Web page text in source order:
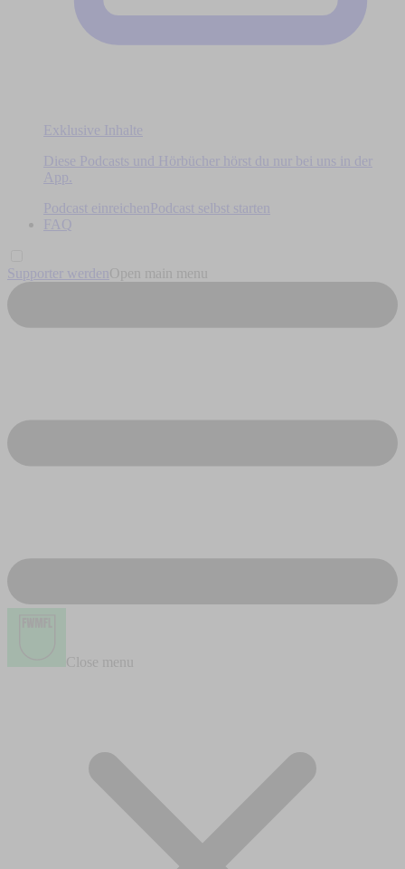
Exklusive Inhalte
Diese Podcasts und Hörbücher hörst du nur bei uns in der
App.
Podcast einreichen
Podcast selbst starten
FAQ
Supporter werden Open main menu
Close menu